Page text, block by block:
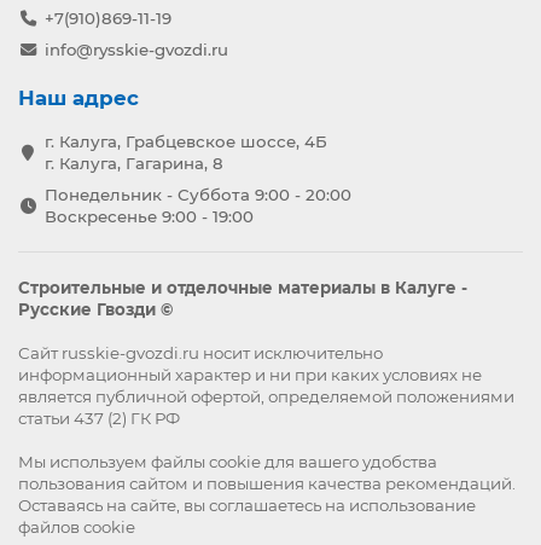
+7(910)869-11-19
info@rysskie-gvozdi.ru
Наш адрес
г. Калуга, Грабцевское шоссе, 4Б
г. Калуга, Гагарина, 8
Понедельник - Суббота 9:00 - 20:00
Воскресенье 9:00 - 19:00
Строительные и отделочные материалы в Калуге -
Русские Гвозди ©
Сайт russkie-gvozdi.ru носит исключительно
информационный характер и ни при каких условиях не
является публичной офертой, определяемой положениями
статьи 437 (2) ГК РФ
Мы используем файлы cookie для вашего удобства
пользования сайтом и повышения качества рекомендаций.
Оставаясь на сайте, вы соглашаетесь на использование
файлов cookie